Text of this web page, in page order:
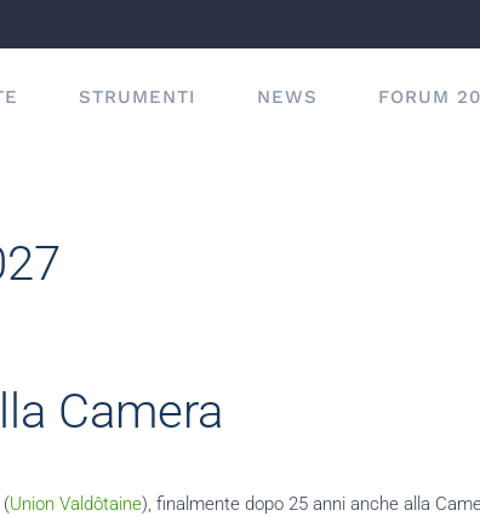
STRUMENTI NEWS FORUM
Camera
(Union Valdôtaine), finalmente dopo 25 anni anche alla